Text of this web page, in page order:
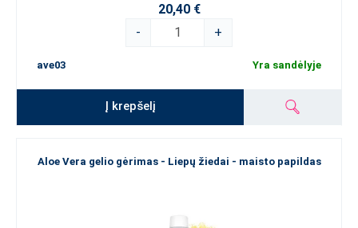
20,40 €
-
+
ave03 Yra sandėlyje
Į krepšelį
Aloe Vera gelio gėrimas - Liepų žiedai - maisto papildas